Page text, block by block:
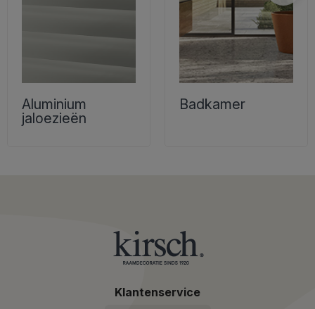
Aluminium
jaloezieën
Badkamer
Klantenservice